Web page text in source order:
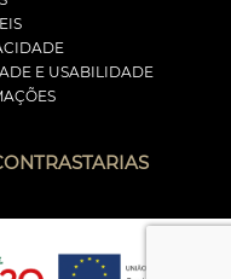
E USABILIDADE